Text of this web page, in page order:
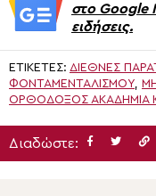
στο Google
ειδήσεις.
ΕΤΙΚΈΤΕΣ: ΔΙΕΘΝΈΣ
ΦΟΝΤΑΜΕΝΤΑΛΙΣΜΟΎ,
ΟΡΘΌΔΟΞΟΣ ΑΚΑΔΗΜΊΑ
Διαδώστε: